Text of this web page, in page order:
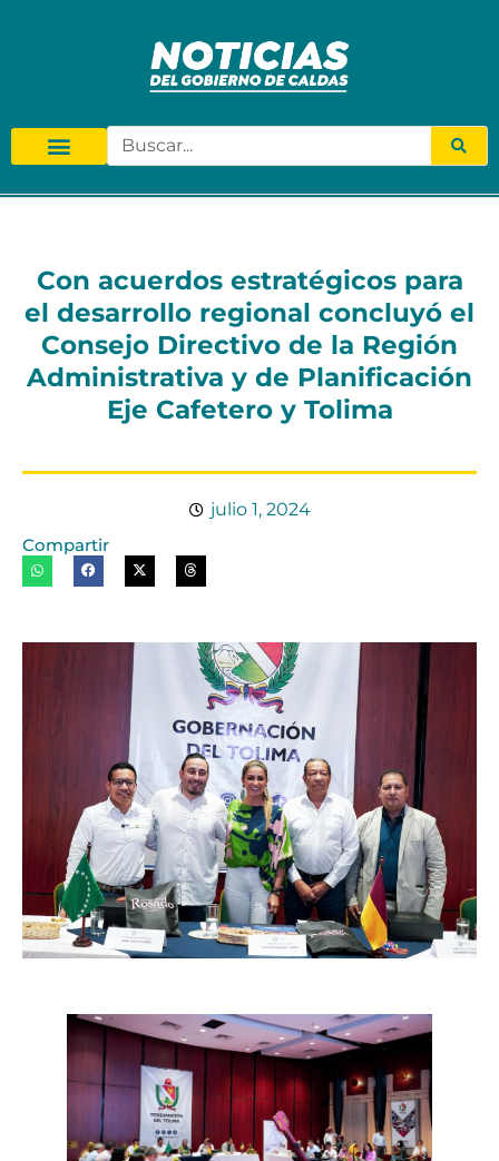
Con acuerdos estratégicos para
el desarrollo regional concluyó el
Consejo Directivo de la Región
Administrativa y de Planificación
Eje Cafetero y Tolima
julio 1, 2024
Compartir